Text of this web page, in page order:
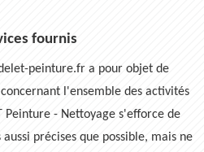
fournis
peinture.fr a pour objet de
l'ensemble des activités
Peinture - Nettoyage s'efforce de
précises que possible, mais ne